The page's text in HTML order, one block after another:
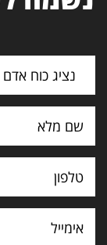
נציג כוח אדם